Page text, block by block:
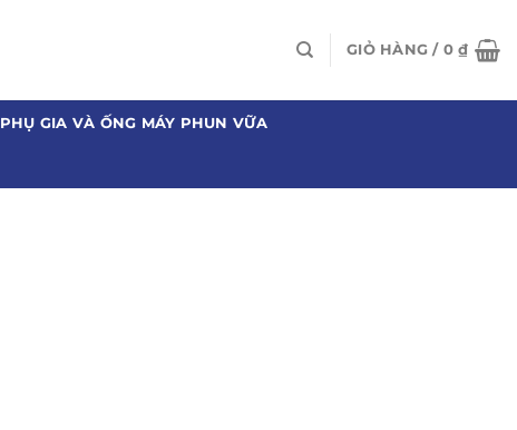
GIỎ HÀNG / 0₫
PHỤ GIA VÀ ỐNG MÁY PHUN VỮA